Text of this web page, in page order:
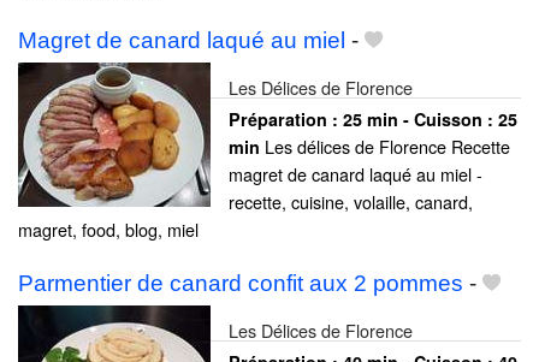
Magret de canard laqué au miel -
Les Délices de Florence
Préparation : 25 min - Cuisson : 25
min Les délices de Florence Recette
magret de canard laqué au miel -
recette, cuisine, volaille, canard,
magret, food, blog, miel
Parmentier de canard confit aux 2 pommes -
Les Délices de Florence